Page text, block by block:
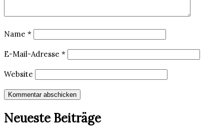
Name *
E-Mail-Adresse *
Website
Neueste Beiträge